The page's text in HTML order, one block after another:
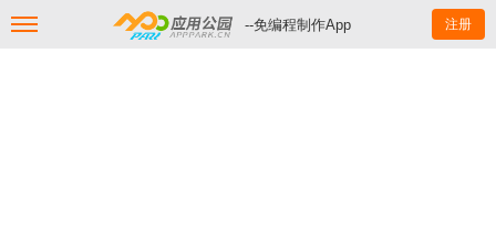
--免编程制作App 注册